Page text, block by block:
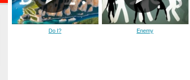
Do I? Enemy